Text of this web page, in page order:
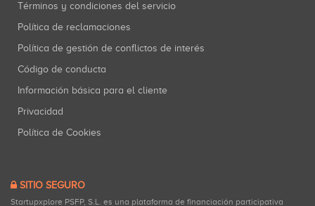
Términos y condiciones del servicio
Política de reclamaciones
Política de gestión de conflictos de interés
Código de conducta
Información básica para el cliente
Privacidad
Política de Cookies
SITIO SEGURO
Startupxplore PSFP, S.L. es una plataforma de financiación participativa